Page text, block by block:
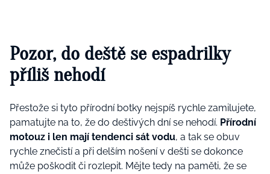
Pozor, do deště se espadrilky
příliš nehodí
Přestože si tyto přírodní botky nejspíš rychle zamilujete,
pamatujte na to, že do deštivých dní se nehodí. Přírodní
motouz i len mají tendenci sát vodu, a tak se obuv
rychle znečistí a při delším nošení v dešti se dokonce
může poškodit či rozlepit. Mějte tedy na paměti, že se